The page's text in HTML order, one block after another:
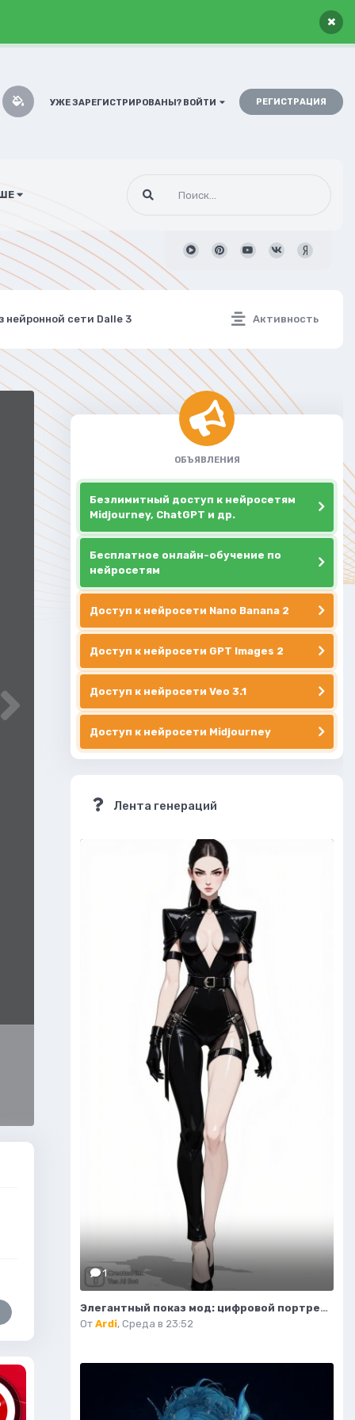
×
УЖЕ ЗАРЕГИСТРИРОВАНЫ? ВОЙТИ РЕГИСТРАЦИЯ
Активность
нейронной сети Dalle 3
ОБЪЯВЛЕНИЯ
Безлимитный доступ к нейросетям
Midjourney, ChatGPT и др.
Бесплатное онлайн-обучение по
нейросетям
Доступ к нейросети Nano Banana 2
Доступ к нейросети GPT Images 2
Доступ к нейросети Veo 3.1
Доступ к нейросети Midjourney
Лента генераций
1
Элегантный показ мод: цифровой портрет уверенной в себе женщины. Изображение из нейронной сети Flux.1
От Ardi, Среда в 23:52